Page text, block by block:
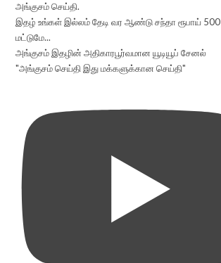
அங்குசம் செய்தி.
இதழ் உங்கள் இல்லம் தேடி வர ஆண்டு சந்தா ரூபாய் 500
மட்டுமே...
அங்குசம் இதழின் அதிகாரபூர்வமான யூடியூப் சேனல்
"அங்குசம் செய்தி இது மக்களுக்கான செய்தி"